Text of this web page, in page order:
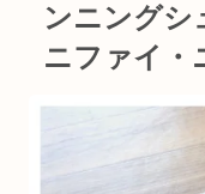
ンニングシ
ニファイ・